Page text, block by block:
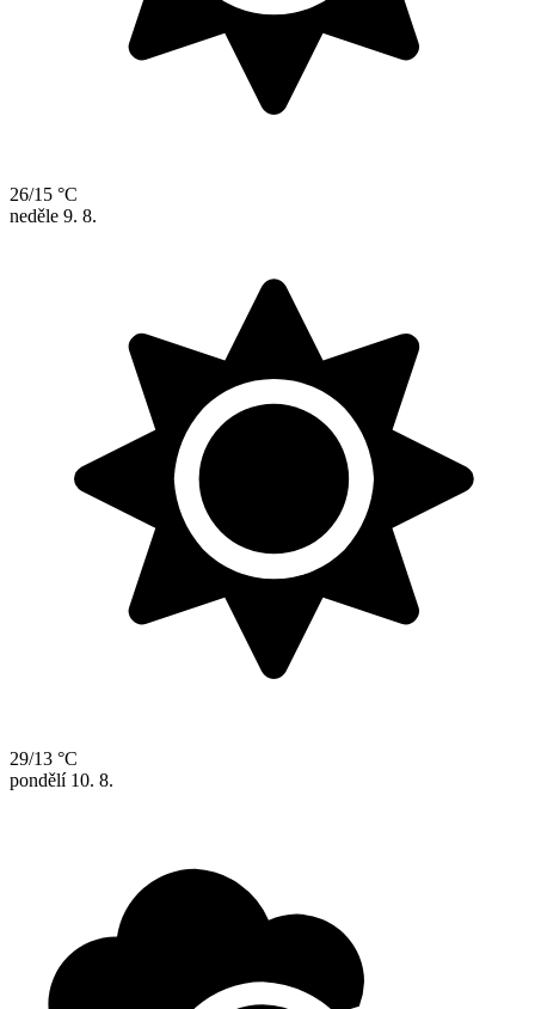
26/15 °C
neděle 9. 8.
29/13 °C
pondělí 10. 8.